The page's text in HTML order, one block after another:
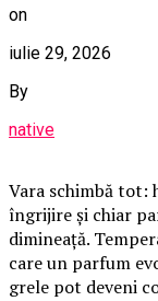
on
iulie 29, 2026
By
native
Vara schimbă tot:
îngrijire și chiar
dimineață.
care un parfum
grele pot deveni